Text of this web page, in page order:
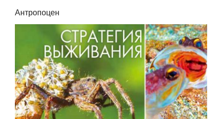
Антропоцен